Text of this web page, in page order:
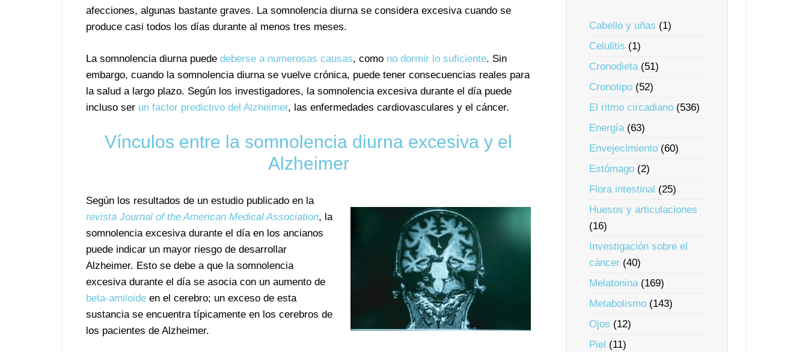
afecciones, algunas bastante graves. La somnolencia diurna se considera excesiva cuando se
produce casi todos los días durante al menos tres meses.
La somnolencia diurna puede deberse a numerosas causas, como no dormir lo suficiente. Sin
embargo, cuando la somnolencia diurna se vuelve crónica, puede tener consecuencias reales para
la salud a largo plazo. Según los investigadores, la somnolencia excesiva durante el día puede
incluso ser un factor predictivo del Alzheimer, las enfermedades cardiovasculares y el cáncer.
Vínculos entre la somnolencia diurna excesiva y el
Alzheimer
Según los resultados de un estudio publicado en la
revista Journal of the American Medical Association, la
somnolencia excesiva durante el día en los ancianos
puede indicar un mayor riesgo de desarrollar
Alzheimer. Esto se debe a que la somnolencia
excesiva durante el día se asocia con un aumento de
beta-amiloide en el cerebro; un exceso de esta
sustancia se encuentra típicamente en los cerebros de
los pacientes de Alzheimer.
Cabello y uñas (1)
Celulitis (1)
Cronodieta(51)
Cronotipo (52)
El ritmo circadiano (536)
Energía(63)
Envejecimiento (60)
Estómago (2)
Flora intestinal (25)
Huesos y articulaciones
(16)
Investigación sobre el
cáncer (40)
Melatonina(169)
Metabolismo (143)
Ojos (12)
Piel (11)